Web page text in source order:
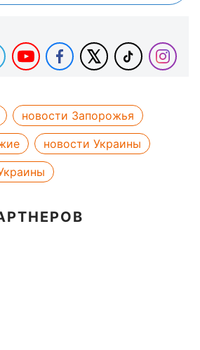
новости Запорожья
новости Украины